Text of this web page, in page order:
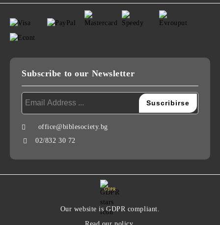
Subscribe to our Newsletter
office@biblesociety.bg
02/832 30 72
GDPR
Our website is GDPR compliant.